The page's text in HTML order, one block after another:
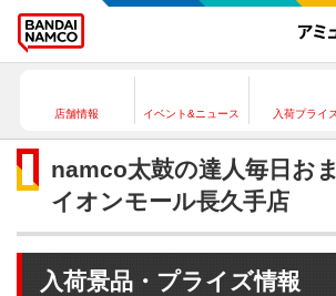
店舗情報 イベント&ニュース 入荷プライ
namco太鼓の達人毎日お
イオンモール長久手店
入荷景品・プライズ情報